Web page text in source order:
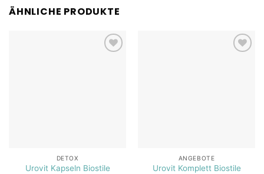
ÄHNLICHE PRODUKTE
DETOX
Urovit Kapseln Biostile
ANGEBOTE
Urovit Komplett Biostile